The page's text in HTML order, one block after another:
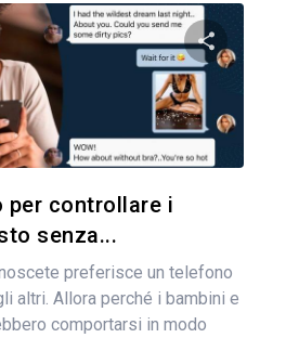
Condividi
per controllare i
senza...
preferisce un telefono
altri. Allora perché i bambini e
comportarsi in modo